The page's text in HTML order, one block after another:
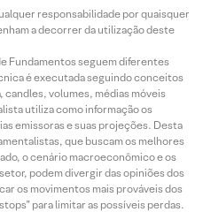
responsabilidade por quaisquer
a decorrer da utilização deste
Fundamentos seguem diferentes
é executada seguindo conceitos
volumes, médias móveis
utiliza como informação os
emissoras e suas projeções. Desta
que buscam os melhores
o cenário macroeconômico e os
podem divergir das opiniões dos
os movimentos mais prováveis dos
para limitar as possíveis perdas.